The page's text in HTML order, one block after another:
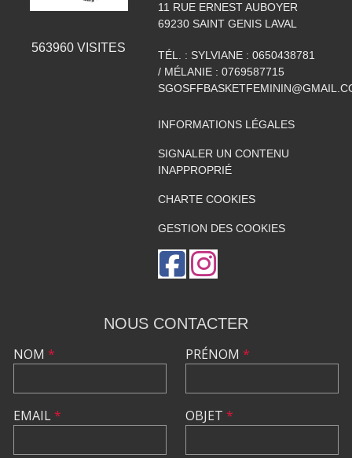
563960 VISITES
11 RUE ERNEST AUBOYER
69230 SAINT GENIS LAVAL
TÉL. : SYLVIANE : 0650438781
/ MÉLANIE : 0769587715
INFORMATIONS LÉGALES
SIGNALER UN CONTENU
INAPPROPRIÉ
CHARTE COOKIES
GESTION DES COOKIES
NOUS CONTACTER
NOM *
EMAIL*
PRÉNOM *
OBJET *